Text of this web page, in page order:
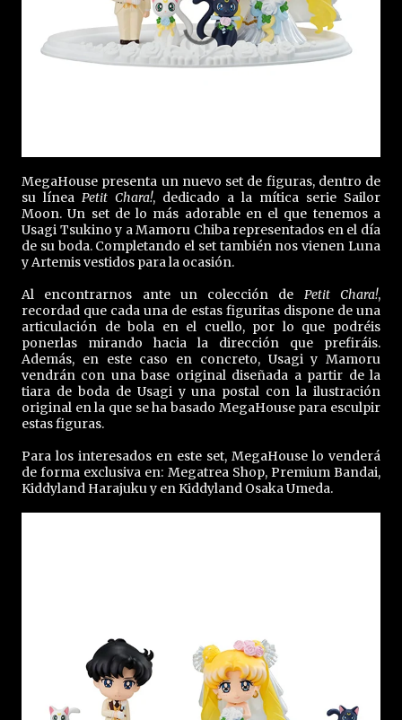
MegaHouse presenta un nuevo set de figuras, dentro de
su línea Petit Chara!, dedicado a la mítica serie Sailor
Moon. Un set de lo más adorable en el que tenemos a
Usagi Tsukino y a Mamoru Chiba representados en el día
de su boda. Completando el set también nos vienen Luna
y Artemis vestidos para la ocasión.
Al encontrarnos ante un colección de Petit Chara!,
recordad que cada una de estas figuritas dispone de una
articulación de bola en el cuello, por lo que podréis
ponerlas mirando hacia la dirección que prefiráis.
Además, en este caso en concreto, Usagi y Mamoru
vendrán con una base original diseñada a partir de la
tiara de boda de Usagi y una postal con la ilustración
original en la que se ha basado MegaHouse para esculpir
estas figuras.
Para los interesados en este set, MegaHouse lo venderá
de forma exclusiva en: Megatrea Shop, Premium Bandai,
Kiddyland Harajuku y en Kiddyland Osaka Umeda.